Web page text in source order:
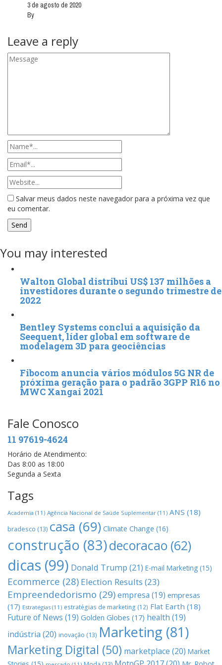
3 de agosto de 2020
By
Leave a reply
Salvar meus dados neste navegador para a próxima vez que
eu comentar.
You may interested
Walton Global distribui US$ 137 milhões a
investidores durante o segundo trimestre de
2022
Bentley Systems conclui a aquisição da
Seequent, líder global em software de
modelagem 3D para geociências
Fibocom anuncia vários módulos 5G NR de
próxima geração para o padrão 3GPP R16 no
MWC Xangai 2021
Fale Conosco
11 97619-4624
Horário de Atendimento:
Das 8:00 as 18:00
Segunda a Sexta
Tags
Academia (11) Agência Nacional de Saúde Suplementar (11) ANS (18)
bradesco (13) casa (69) Climate Change (16)
construção (83)decoracao (62)
dicas (99) Donald Trump (21) E-mail Marketing (15)
Ecommerce (28) Election Results (23)
Empreendedorismo (29)empresa (19) empresas
(17) Estratégias (11) estratégias de marketing (12) Flat Earth (18)
Future of News (19) Golden Globes (17) health (19)
indústria (20) inovação (13) Marketing (81)
Marketing Digital (50) marketplace (20) Market